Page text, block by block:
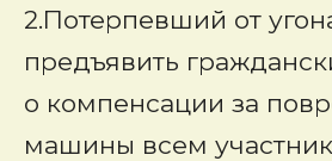
2.Потерпевший от
предъявить
о компенсации за
машины всем